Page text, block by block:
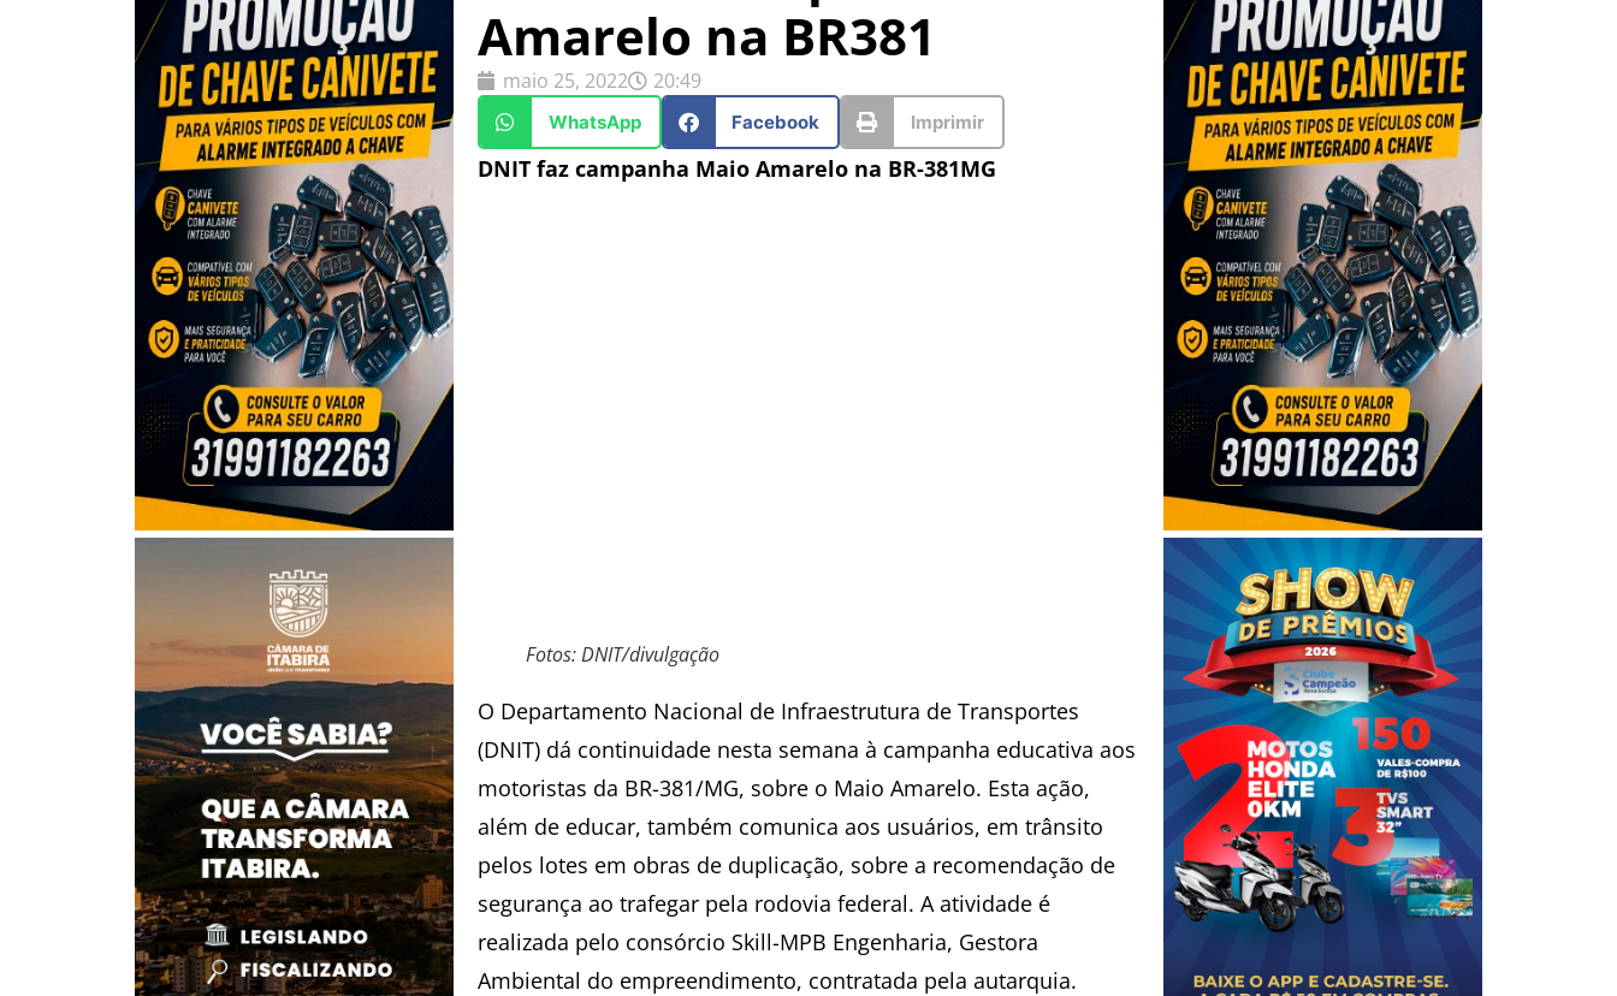
Amarelo na BR381
maio 25, 2022 20:49
WhatsApp Facebook Imprimir
DNIT faz campanha Maio Amarelo na BR-381MG
Fotos: DNIT/divulgação
O Departamento Nacional de Infraestrutura de Transportes
(DNIT) dá continuidade nesta semana à campanha educativa aos
motoristas da BR-381/MG, sobre o Maio Amarelo. Esta ação,
além de educar, também comunica aos usuários, em trânsito
pelos lotes em obras de duplicação, sobre a recomendação de
segurança ao trafegar pela rodovia federal. A atividade é
realizada pelo consórcio Skill-MPB Engenharia, Gestora
Ambiental do empreendimento, contratada pela autarquia.